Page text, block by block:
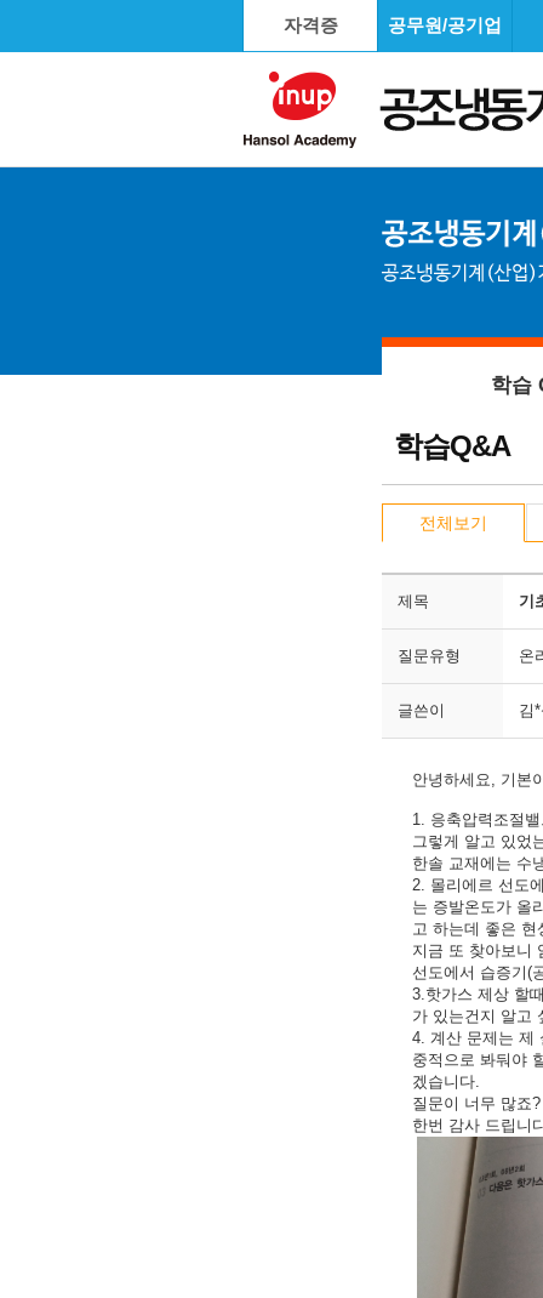
자격증 공무원/공기업
학습
학습Q&A
전체보기
제목 기
질문유형 온
글쓴이 김
안녕하세요, 기본
1. 응축압력조절
그렇게 알고 있었
한솔 교재에는 수
2. 몰리에르 선도
는 증발온도가 올
고 하는데 좋은
지금 또 찾아보니
선도에서 습증기(
3.핫가스 제상 할
가 있는건지 알고
4. 계산 문제는 제
중적으로 봐둬야
겠습니다.
질문이 너무 많죠
한번 감사 드립니